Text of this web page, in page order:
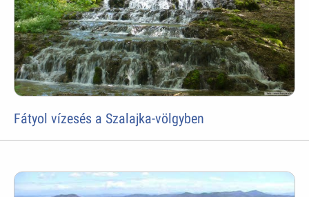
Fátyol vízesés a Szalajka-völgyben